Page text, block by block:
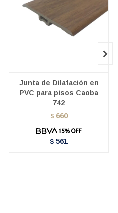
Junta de Dilatación en
PVC para pisos Caoba
742
$ 660
$ 561
